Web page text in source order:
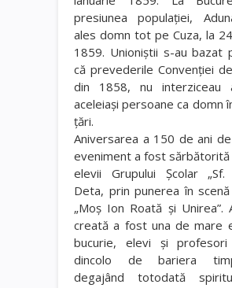
presiunea populaţiei,
ales domn tot pe Cuza, la
1859. Unioniştii s-au bazat
că prevederile Convenţiei
din 1858, nu interziceau
aceleiaşi persoane ca domn
ţări.
Aniversarea a 150 de ani
eveniment a fost
elevii Grupului Şcolar „Sf.
Deta, prin punerea în
„Moş Ion Roată şi Unirea”.
creată a fost una de mare
bucurie, elevi şi profesori
dincolo de bariera
degajând totodată